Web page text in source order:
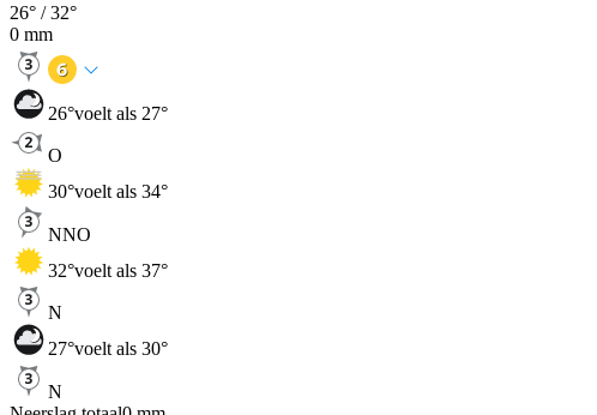
26° /32°
0 mm
26°voelt als 27°
O
30°voelt als 34°
NNO
32°voelt als 37°
N
27°voelt als 30°
N